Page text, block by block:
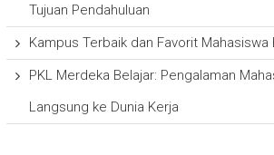
Tujuan Pendahuluan
Kampus Terbaik dan Favorit Mahasiswa
PKL Merdeka Belajar: Pengalaman
Langsung ke Dunia Kerja